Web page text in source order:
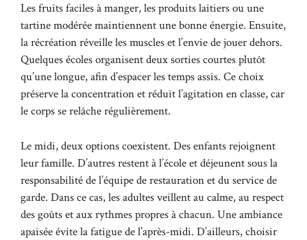
Les fruits faciles à manger, les produits laitiers ou une
tartine modérée maintiennent une bonne énergie. Ensuite,
la récréation réveille les muscles et l’envie de jouer dehors.
Quelques écoles organisent deux sorties courtes plutôt
qu’une longue, afin d’espacer les temps assis. Ce choix
préserve la concentration et réduit l’agitation en classe, car
le corps se relâche régulièrement.
Le midi, deux options coexistent. Des enfants rejoignent
leur famille. D’autres restent à l’école et déjeunent sous la
responsabilité de l’équipe de restauration et du service de
garde. Dans ce cas, les adultes veillent au calme, au respect
des goûts et aux rythmes propres à chacun. Une ambiance
apaisée évite la fatigue de l’après-midi. D’ailleurs, choisir